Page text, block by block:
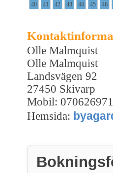
40
41 42 43 44 45 46
Olle Malmquist
Olle Malmquist
Landsvägen 92
27450 Skivarp
Mobil:
Hemsida: